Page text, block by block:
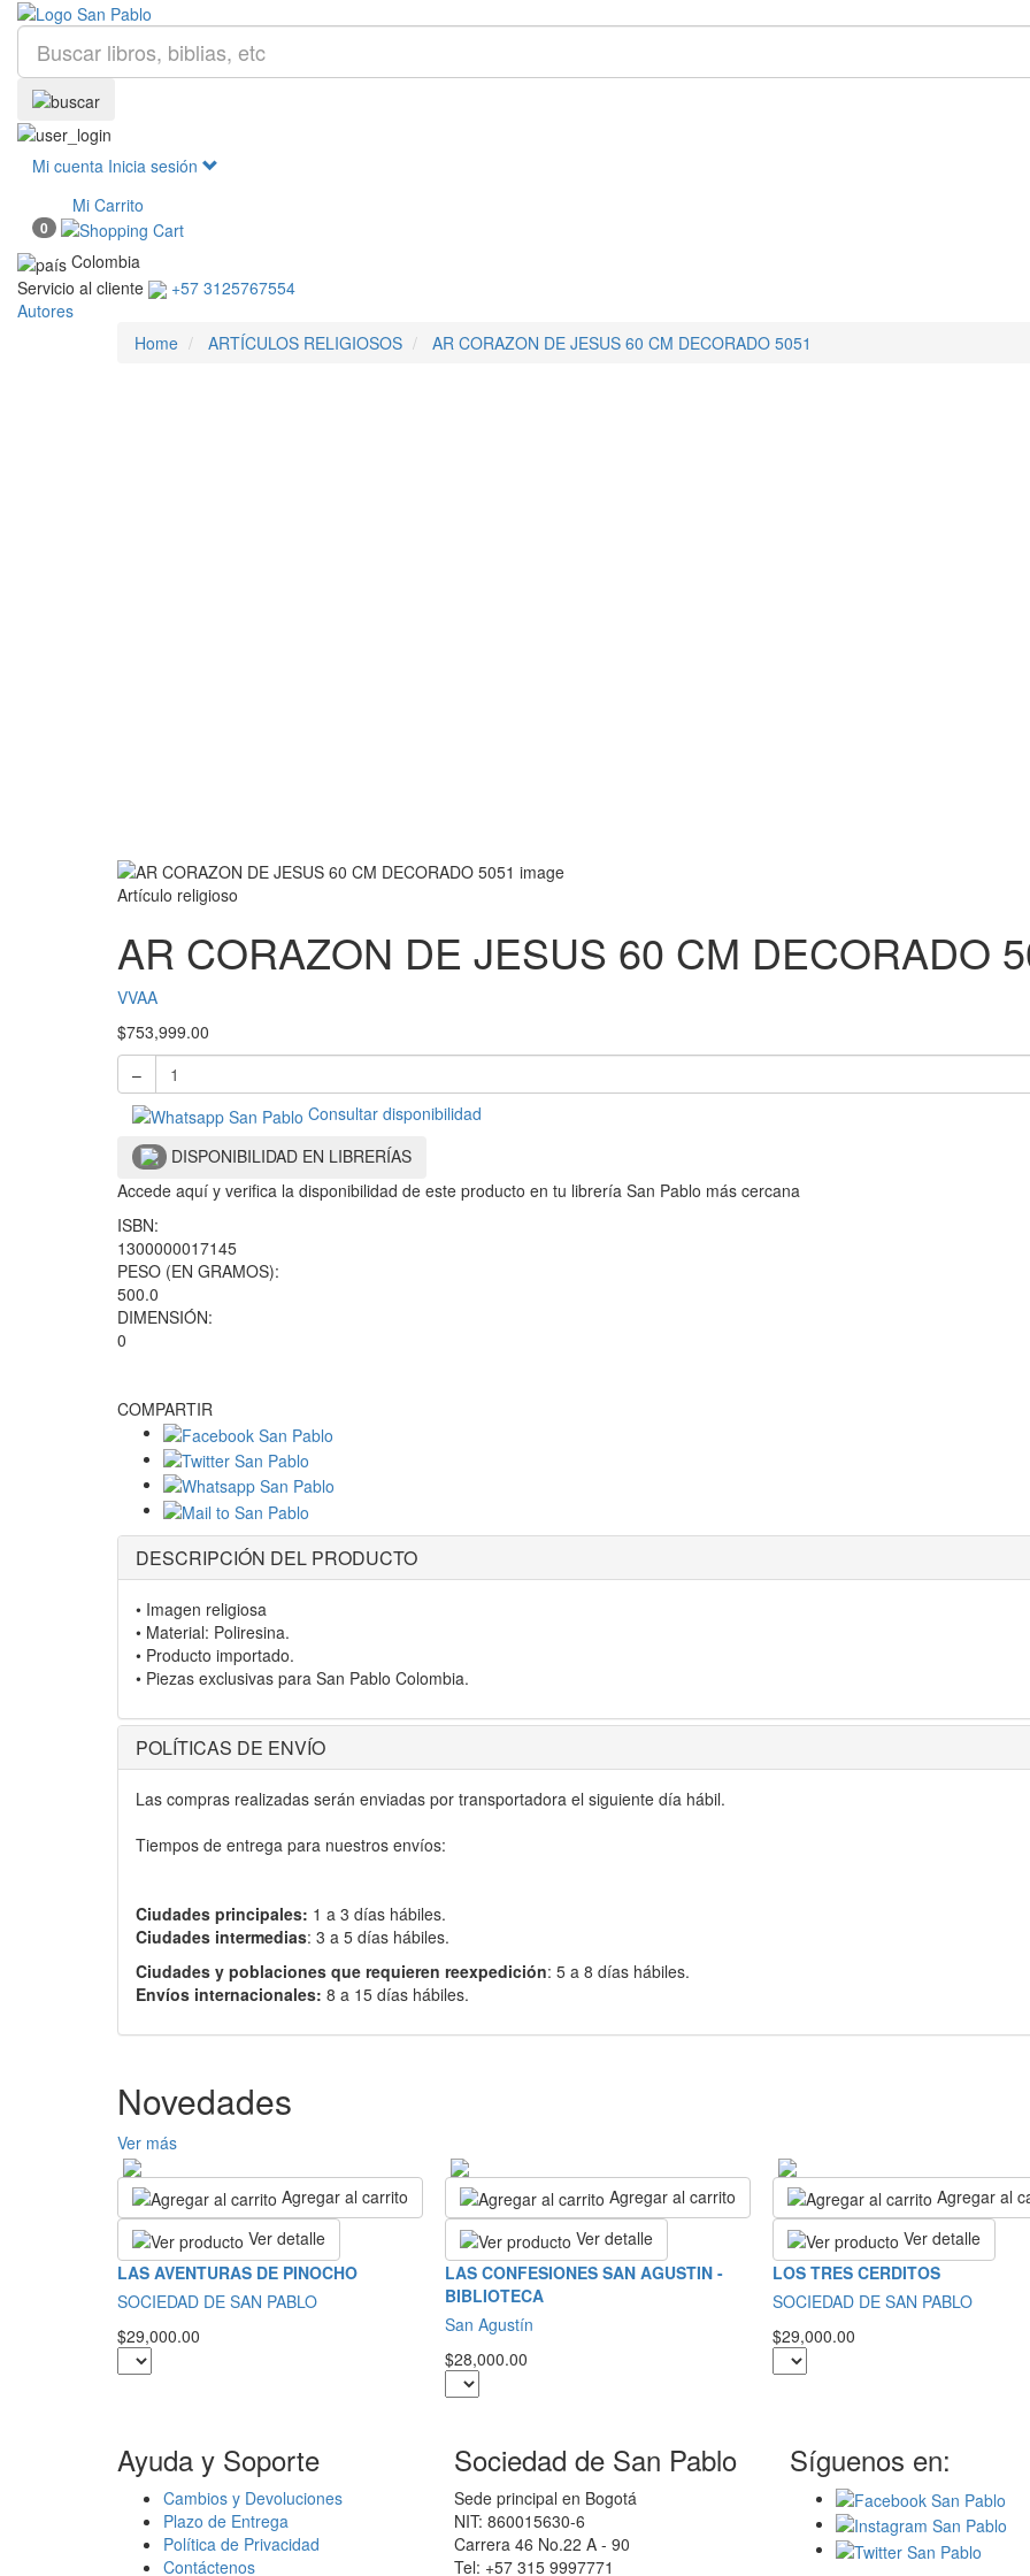
Mi cuenta Inicia sesión
Mi Carrito
0
Colombia
Servicio al cliente
+57 3125767554
Autores
Home
ARTÍCULOS RELIGIOSOS AR CORAZON DE JESUS 60 CM DECORADO 5051
Artículo religioso
AR CORAZON DE JESUS 60 CM DECORADO
VVAA
$753,999.00
–
Consultar disponibilidad
DISPONIBILIDAD EN LIBRERÍAS
Accede aquí y verifica la disponibilidad de este producto en tu librería San Pablo más cercana
ISBN:
1300000017145
PESO (EN GRAMOS):
500.0
DIMENSIÓN:
0
COMPARTIR
DESCRIPCIÓN DEL PRODUCTO
• Imagen religiosa
• Material: Poliresina.
• Producto importado.
• Piezas exclusivas para San Pablo Colombia.
POLÍTICAS DE ENVÍO
Las compras realizadas serán enviadas por transportadora el siguiente día hábil.
Tiempos de entrega para nuestros envíos:
Ciudades principales: 1 a 3 días hábiles.
Ciudades intermedias: 3 a 5 días hábiles.
Ciudades y poblaciones que requieren reexpedición: 5 a 8 días hábiles.
Envíos internacionales: 8 a 15 días hábiles.
Novedades
Ver más
Agregar al carrito
Ver detalle
LAS AVENTURAS DE PINOCHO
SOCIEDAD DE SAN PABLO
$29,000.00
Agregar al carrito
Ver detalle
LAS CONFESIONES SAN AGUSTIN -
BIBLIOTECA
San Agustín
$28,000.00
Agregar al
Ver detalle
LOS TRES CERDITOS
SOCIEDAD DE SAN PABLO
$29,000.00
Ayuda y Soporte
Cambios y Devoluciones
Plazo de Entrega
Política de Privacidad
Contáctenos
Sociedad de San Pablo
Sede principal en Bogotá
NIT: 860015630-6
Carrera 46 No.22 A - 90
Tel: +57 315 9997771
Síguenos en: